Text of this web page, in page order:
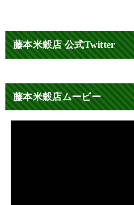
藤本米穀店 公式Twitter
藤本米穀店ムービー